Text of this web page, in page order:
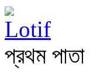
প্রথম পাতা